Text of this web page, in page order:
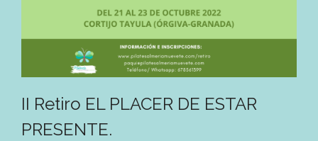
II Retiro EL PLACER DE ESTAR
PRESENTE.